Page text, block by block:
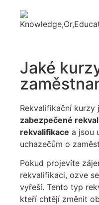
Jaké
Rekvalifikační kurzy
zabezpečené
rekvalifikace a jsou
uchazečům o
Pokud projevíte
rekvalifikaci, ozve
vyřeší. Tento typ
kteří chtějí změnit